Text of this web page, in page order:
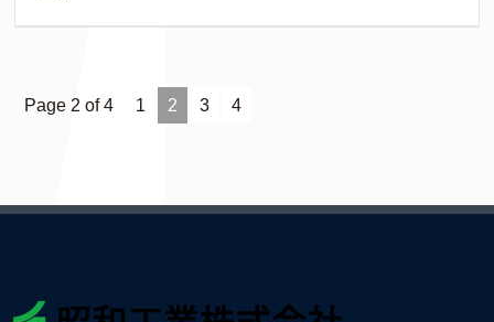
Page 2 of 4 1 2 3 4